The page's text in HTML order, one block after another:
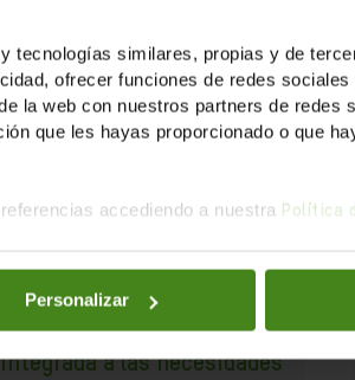
tecnologías similares, propias y de
ofrecer funciones de redes
la web con nuestros partners de redes
que les hayas proporcionado o que
accediendo a nuestra Política
Personalizar
a las necesidades